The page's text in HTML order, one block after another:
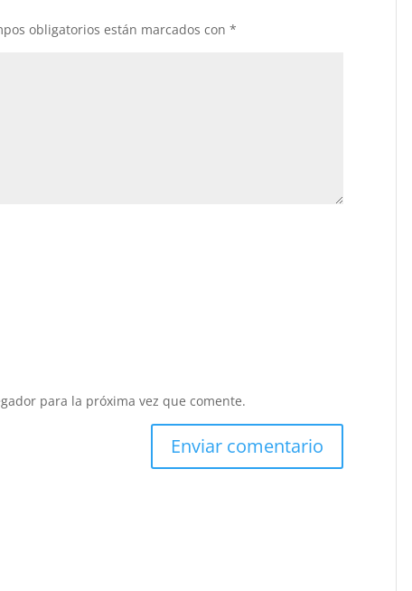
obligatorios están marcados con*
para la próxima vez que comente.